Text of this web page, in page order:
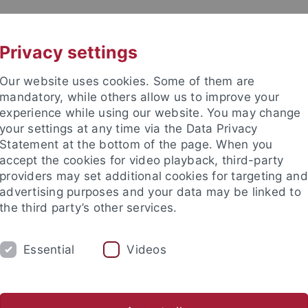
E-Journals Digitalisierte Bestände
Suchen & Ausleihen
Privacy settings
Our website uses cookies. Some of them are
mandatory, while others allow us to improve your
experience while using our website. You may change
your settings at any time via the Data Privacy
Statement at the bottom of the page. When you
accept the cookies for video playback, third-party
providers may set additional cookies for targeting and
advertising purposes and your data may be linked to
the third party’s other services.
Essential Videos